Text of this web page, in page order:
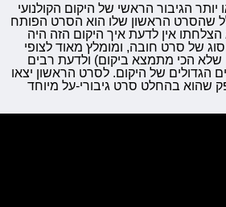
יותר הגיבור הראשי של היקום הקולנועי
שהסרט הראשון שלו הוא הסרט הפותח
הצלחתו אין לדעת איך היקום הזה היה
של סרט חובה, ומומלץ מאוד לצופי
שלא הכי מתמצא ביקום) ולדעת רבים
של היקום. לסרט הראשון יצאו
שהוא בהחלט סרט גיבורי-על מיוחד